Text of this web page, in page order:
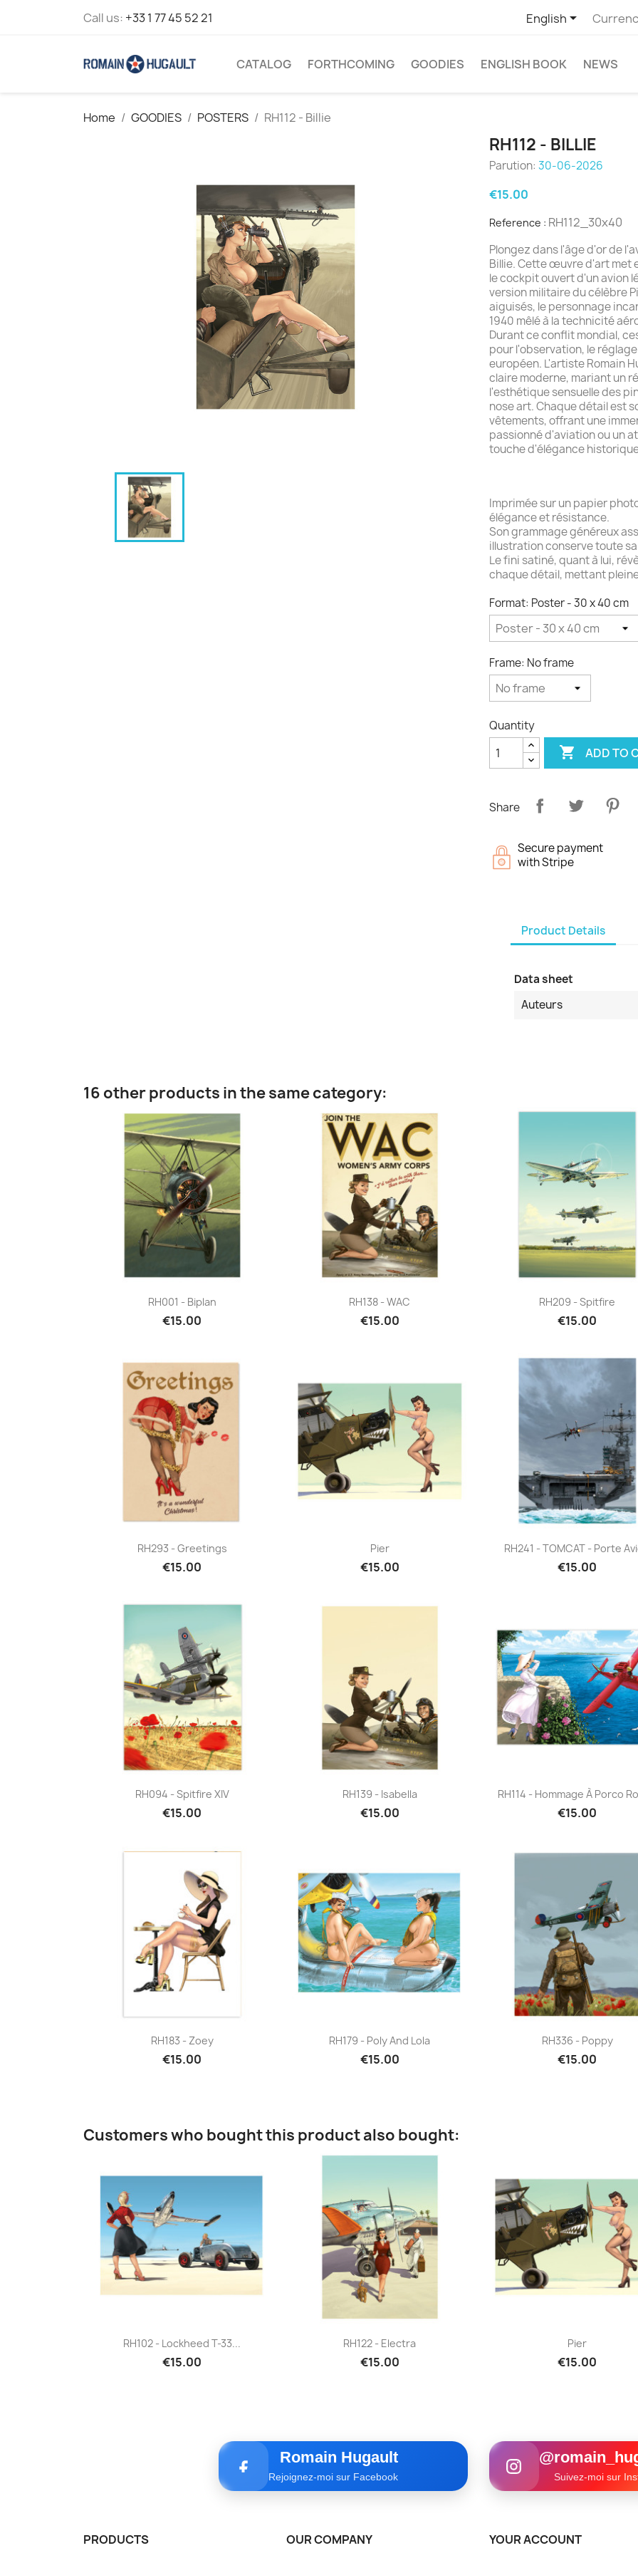
Call us: +33 1 77 45 52 21 English
CATALOG FORTHCOMING GOODIES ENGLISH BOOK NEWS
Home GOODIES POSTERS RH112 - Billie
RH112 - BILLIE
Parution: 30-06-2026
€15.00
Reference : RH112_30x40
Plongez dans l'âge d'or de
Billie. Cette œuvre d'art met
le cockpit ouvert d'un avion
version militaire du célèbre
aiguisés, le personnage
1940 mêlé à la technicité
Durant ce conflit mondial,
pour l'observation, le
européen. L'artiste Romain
claire moderne, mariant un
l'esthétique sensuelle des
nose art. Chaque détail est
vêtements, offrant une
passionné d'aviation ou un
touche d'élégance
Imprimée sur un papier
élégance et résistance.
Son grammage généreux
illustration conserve toute
Le fini satiné, quant à lui,
chaque détail, mettant
Format: Poster - 30 x 40 cm
Frame: No frame
Quantity
 ADD TO
Share
Secure payment
with Stripe
Product Details
Data sheet
Auteurs
16 other products in the same category:
Quick view
RH001 - Biplan
€15.00
Quick view
RH138 - WAC
€15.00
Quick view
RH209 - Spitfire
€15.00
Quick view
RH293 - Greetings
€15.00
Quick view
Pier
€15.00
Quick view
RH241 - TOMCAT - Porte
€15.00
Quick view
RH094 - Spitfire XIV
€15.00
Quick view
RH139 - Isabella
€15.00
Quick view
RH114 - Hommage À Porco
€15.00
Quick view
RH183 - Zoey
€15.00
 Quick view
RH179 - Poly And Lola
€15.00
Quick view
RH336 - Poppy
€15.00
Customers who bought this product also bought:
Quick view
RH102 - Lockheed T-33...
€15.00
Quick view
RH122 - Electra
€15.00
Quick view
Pier
€15.00
Romain Hugault
Rejoignez-moi sur Facebook Suivez-moi sur
PRODUCTS OUR COMPANY YOUR ACCOUNT